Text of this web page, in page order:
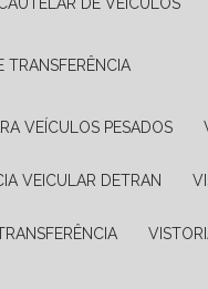
TRANSFERÊNCIA
VEÍCULOS PESADOS
VEICULAR DETRAN